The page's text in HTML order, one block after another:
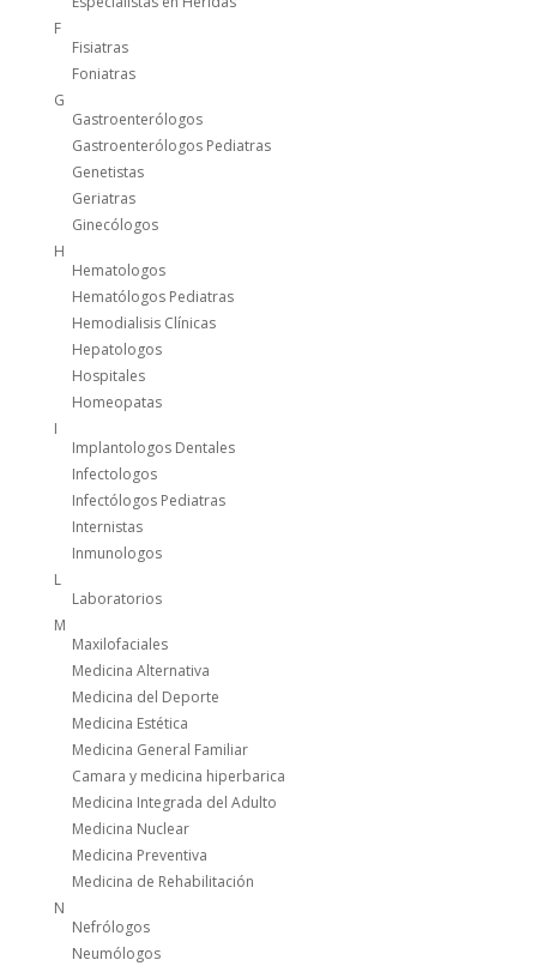
F
Fisiatras
Foniatras
G
Gastroenterólogos
Gastroenterólogos Pediatras
Genetistas
Geriatras
Ginecólogos
H
Hematologos
Hematólogos Pediatras
Hemodialisis Clínicas
Hepatologos
Hospitales
Homeopatas
I
Implantologos Dentales
Infectologos
Infectólogos Pediatras
Internistas
Inmunologos
L
Laboratorios
M
Maxilofaciales
Medicina Alternativa
Medicina del Deporte
Medicina Estética
Medicina General Familiar
Camara y medicina hiperbarica
Medicina Integrada del Adulto
Medicina Nuclear
Medicina Preventiva
Medicina de Rehabilitación
N
Nefrólogos
Neumólogos